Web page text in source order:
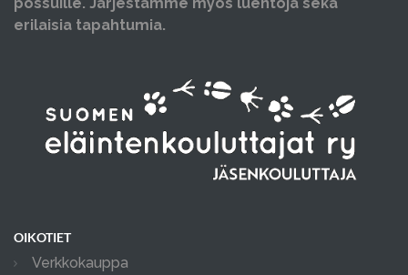
erilaisia tapahtumia.
OIKOTIET
Verkkokauppa